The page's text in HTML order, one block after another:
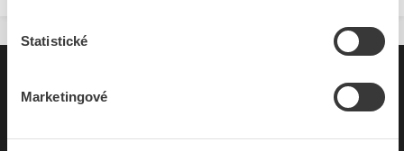
Statistické
Marketingové